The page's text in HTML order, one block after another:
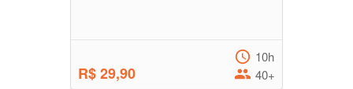
R$ 29,90
10h
40+